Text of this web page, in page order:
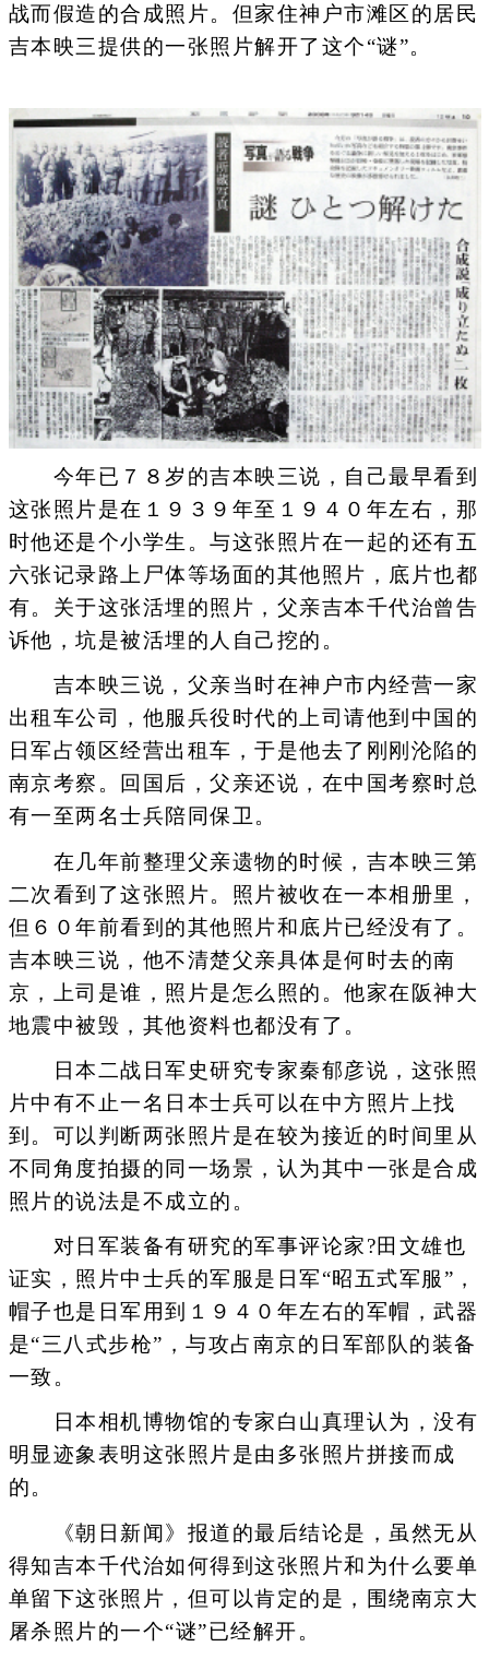
战而假造的合成照片。但家住神户市滩区的居民
吉本映三提供的一张照片解开了这个“谜”。
今年已７８岁的吉本映三说，自己最早看到
这张照片是在１９３９年至１９４０年左右，那
时他还是个小学生。与这张照片在一起的还有五
六张记录路上尸体等场面的其他照片，底片也都
有。关于这张活埋的照片，父亲吉本千代治曾告
诉他，坑是被活埋的人自己挖的。
吉本映三说，父亲当时在神户市内经营一家
出租车公司，他服兵役时代的上司请他到中国的
日军占领区经营出租车，于是他去了刚刚沦陷的
南京考察。回国后，父亲还说，在中国考察时总
有一至两名士兵陪同保卫。
在几年前整理父亲遗物的时候，吉本映三第
二次看到了这张照片。照片被收在一本相册里，
但６０年前看到的其他照片和底片已经没有了。
吉本映三说，他不清楚父亲具体是何时去的南
京，上司是谁，照片是怎么照的。他家在阪神大
地震中被毁，其他资料也都没有了。
日本二战日军史研究专家秦郁彦说，这张照
片中有不止一名日本士兵可以在中方照片上找
到。可以判断两张照片是在较为接近的时间里从
不同角度拍摄的同一场景，认为其中一张是合成
照片的说法是不成立的。
对日军装备有研究的军事评论家?田文雄也
证实，照片中士兵的军服是日军“昭五式军服”，
帽子也是日军用到１９４０年左右的军帽，武器
是“三八式步枪”，与攻占南京的日军部队的装备
一致。
日本相机博物馆的专家白山真理认为，没有
明显迹象表明这张照片是由多张照片拼接而成
的。
《朝日新闻》报道的最后结论是，虽然无从
得知吉本千代治如何得到这张照片和为什么要单
单留下这张照片，但可以肯定的是，围绕南京大
屠杀照片的一个“谜”已经解开。